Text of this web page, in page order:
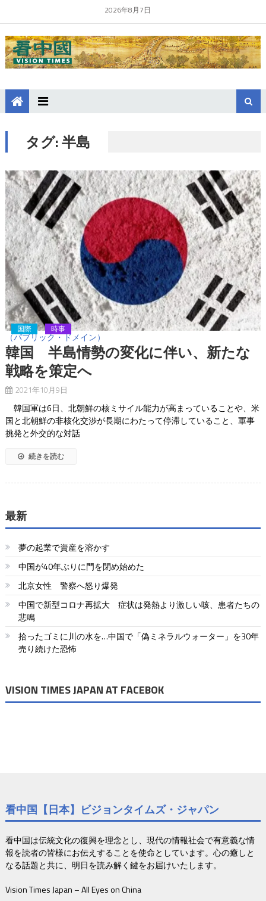
2026年8月7日
タグ:半島
（パブリック・ドメイン）
国際 時事
韓国 半島情勢の変化に伴い、新たな
戦略を策定へ
2021年10月9日
韓国軍は6日、北朝鮮の核ミサイル能力が高まっていることや、米
国と北朝鮮の非核化交渉が長期にわたって停滞していること、軍事
挑発と外交的な対話
続きを読む
最新
夢の起業で資産を溶かす
中国が40年ぶりに門を閉め始めた
北京女性 警察へ怒り爆発
中国で新型コロナ再拡大 症状は発熱より激しい咳、患者たちの
悲鳴
拾ったゴミに川の水を…中国で「偽ミネラルウォーター」を30年
売り続けた恐怖
VISION TIMES JAPAN AT FACEBOK
看中国【日本】ビジョンタイムズ・ジャパン
看中国は伝統文化の復興を理念とし、現代の情報社会で有意義な情
報を読者の皆様にお伝えすることを使命としています。心の癒しと
なる話題と共に、明日を読み解く鍵をお届けいたします。
Vision Times Japan – All Eyes on China